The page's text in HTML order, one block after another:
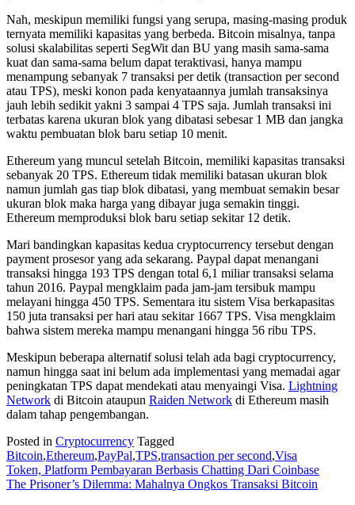
Nah, meskipun memiliki fungsi yang serupa, masing-masing produk
ternyata memiliki kapasitas yang berbeda. Bitcoin misalnya, tanpa
solusi skalabilitas seperti SegWit dan BU yang masih sama-sama
kuat dan sama-sama belum dapat teraktivasi, hanya mampu
menampung sebanyak 7 transaksi per detik (transaction per second
atau TPS), meski konon pada kenyataannya jumlah transaksinya
jauh lebih sedikit yakni 3 sampai 4 TPS saja. Jumlah transaksi ini
terbatas karena ukuran blok yang dibatasi sebesar 1 MB dan jangka
waktu pembuatan blok baru setiap 10 menit.
Ethereum yang muncul setelah Bitcoin, memiliki kapasitas transaksi
sebanyak 20 TPS. Ethereum tidak memiliki batasan ukuran blok
namun jumlah gas tiap blok dibatasi, yang membuat semakin besar
ukuran blok maka harga yang dibayar juga semakin tinggi.
Ethereum memproduksi blok baru setiap sekitar 12 detik.
Mari bandingkan kapasitas kedua cryptocurrency tersebut dengan
payment prosesor yang ada sekarang. Paypal dapat menangani
transaksi hingga 193 TPS dengan total 6,1 miliar transaksi selama
tahun 2016. Paypal mengklaim pada jam-jam tersibuk mampu
melayani hingga 450 TPS. Sementara itu sistem Visa berkapasitas
150 juta transaksi per hari atau sekitar 1667 TPS. Visa mengklaim
bahwa sistem mereka mampu menangani hingga 56 ribu TPS.
Meskipun beberapa alternatif solusi telah ada bagi cryptocurrency,
namun hingga saat ini belum ada implementasi yang memadai agar
peningkatan TPS dapat mendekati atau menyaingi Visa. Lightning
Network di Bitcoin ataupun Raiden Network di Ethereum masih
dalam tahap pengembangan.
Posted in Cryptocurrency Tagged
Bitcoin,Ethereum,PayPal,TPS,transaction per second,Visa
Post
navigation
Token, Platform Pembayaran Berbasis Chatting Dari Coinbase
The Prisoner’s Dilemma: Mahalnya Ongkos Transaksi Bitcoin